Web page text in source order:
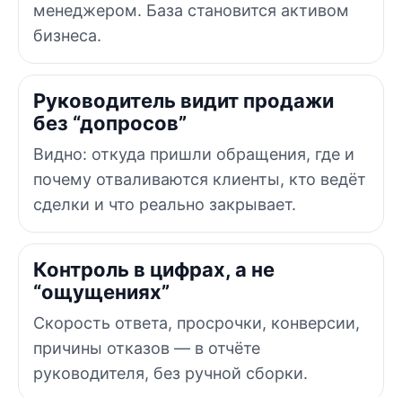
менеджером. База становится активом
бизнеса.
Руководитель видит продажи
без “допросов”
Видно: откуда пришли обращения, где и
почему отваливаются клиенты, кто ведёт
сделки и что реально закрывает.
Контроль в цифрах, а не
“ощущениях”
Скорость ответа, просрочки, конверсии,
причины отказов — в отчёте
руководителя, без ручной сборки.